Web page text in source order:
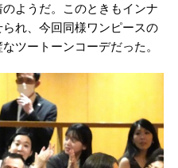
ようだ。このときもインナ
れ、今回同様ワンピースの
ツートーンコーデだった。